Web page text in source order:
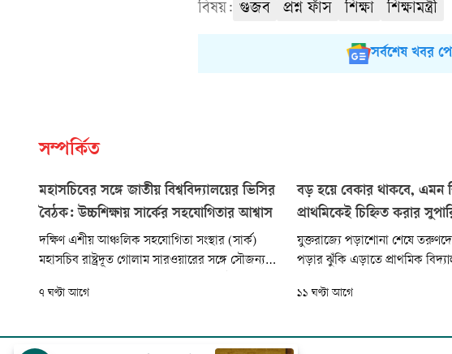
বিষয়: গুজব প্রশ্ন ফাঁস শিক্ষা শিক্ষামন্ত্রী
সর্বশেষ খবর
সম্পর্কিত
মহাসচিবের সঙ্গে জাতীয় বিশ্ববিদ্যালয়ের ভিসির
বৈঠক: উচ্চশিক্ষায় সার্কের সহযোগিতার আশ্বাস
দক্ষিণ এশীয় আঞ্চলিক সহযোগিতা সংস্থার (সার্ক)
মহাসচিব রাষ্ট্রদূত গোলাম সারওয়ারের সঙ্গে সৌজন্য
চ্যান্সেলর প্রফেসর ড. এ এস এম আমানুল্লাহ। বৈঠকে
বিশ্ববিদ্যালয়ের উচ্চশিক্ষা, গবেষণা, শিক্ষক-শিক্ষার্থী
৭ ঘণ্টা আগে
বড় হয়ে বেকার থাকবে, এমন
প্রাথমিকেই চিহ্নিত করার
যুক্তরাজ্যে পড়াশোনা শেষে
পড়ার ঝুঁকি এড়াতে প্রাথমিক
দেশটির সরকার গঠিত একটি
১১ ঘণ্টা আগে